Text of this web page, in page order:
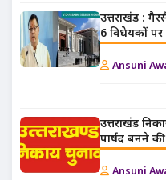
उत्तराखंड :
6 विधेयकों
Ansuni
उत्तराखंड
पार्षद बनने की
Ansuni